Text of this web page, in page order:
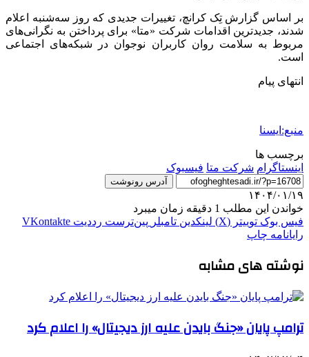
بر اساس گزارش تِک کرانچ، تغییرات جدیدی که روز سه‌شنبه اعلام
شدند، جدیدترین اقدامات شرکت «متا» برای پرداختن به نگرانی‌های
مربوط به سلامت روان کاربران نوجوان در شبکه‌های اجتماعی
است.
انتهای پیام
منبع:ایسنا
برچسب ها
اينستاگرام شرکت متا فیسبوک
آدرس رونوشت
۱۴۰۴/۰۱/۱۹
خواندن این مطلب 1 دقیقه زمان میبرد
فیس بوک توییتر (X) لینکدین ‫تامبلر ‫پین‌ترست ‫رددیت ‫VKontakte
رایانامه چاپ
نوشته های مشابه
ترامپ پایان «جنگ بایدن علیه ارز دیجیتال» را اعلام کرد